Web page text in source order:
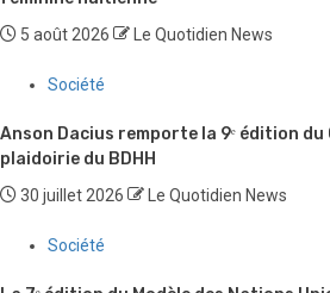
5 août 2026 Le Quotidien News
Société
Anson Dacius remporte la 9ᵉ édition
plaidoirie du BDHH
30 juillet 2026 Le Quotidien News
Société